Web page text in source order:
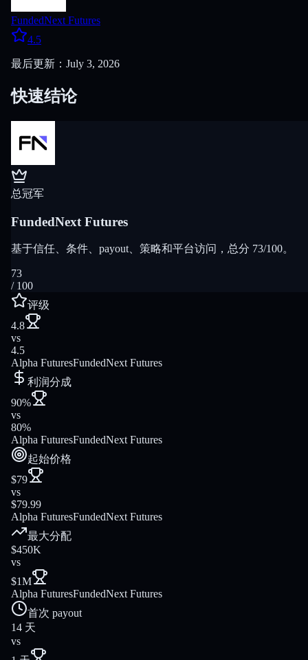
FundedNext Futures
4.5
最后更新：July 3, 2026
快速结论
总冠军
FundedNext Futures
基于信任、条件、payout、策略和平台访问，总分 73/100。
73
/ 100
评级
4.8
vs
4.5
Alpha FuturesFundedNext Futures
利润分成
90%
vs
80%
Alpha FuturesFundedNext Futures
起始价格
$79
vs
$79.99
Alpha FuturesFundedNext Futures
最大分配
$450K
vs
$1M
Alpha FuturesFundedNext Futures
首次 payout
14 天
vs